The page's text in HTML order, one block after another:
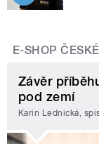
E-SHOP
Závěr
pod zemí
Karin Lednická,